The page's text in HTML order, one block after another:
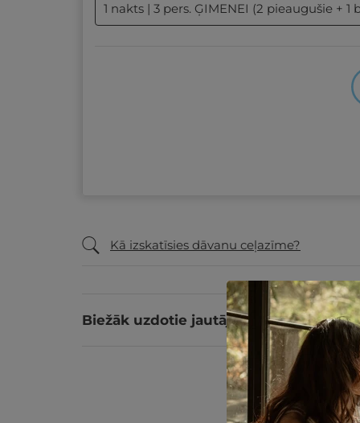
1 nakts | 3 pers. ĢIMENEI (2 pieaugušie +
Kā izskatīsies dāvanu ceļazīme?
Biežāk uzdotie jautājumi